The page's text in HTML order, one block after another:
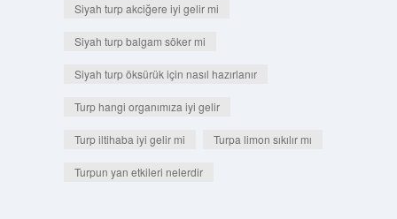
Siyah turp akciğere iyi gelir mi
Siyah turp balgam söker mi
Siyah turp öksürük için nasıl hazırlanır
Turp hangi organımıza iyi gelir
Turp iltihaba iyi gelir mi Turpa limon sıkılır mı
Turpun yan etkileri nelerdir